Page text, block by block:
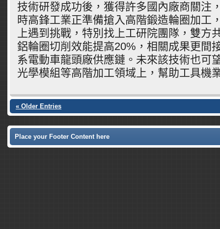
技術研發成功後，獲得許多國內廠商關注
時高鋒工業正準備搶入高階鍛造輪圈加工
上遇到挑戰，特別找上工研院團隊，雙方
鋁輪圈切削效能提高20%，相關成果更間
系電動車龍頭廠供應鏈。未來該技術也可
光學模組等高階加工領域上，幫助工具機
« Older Entries
Place your Footer Content here